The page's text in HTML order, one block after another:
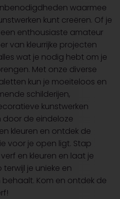
waarmee
kunt creëren. Of je
enthousiaste amateur
van kleurrijke projecten
wat je nodig hebt om je
Met onze diverse
kun je moeiteloos en
schilderijen,
kunstwerken
door de eindeloze
kleuren en ontdek de
voor je open ligt. Stap
en kleuren en laat je
je unieke en
Kom en ontdek de